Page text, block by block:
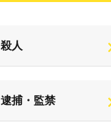
殺人
逮捕・監禁